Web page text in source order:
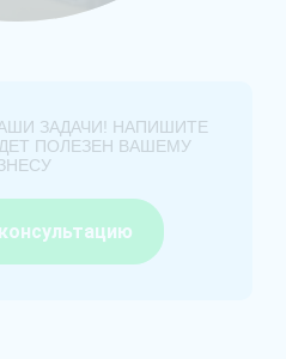
ЗАДАЧИ! НАПИШИТЕ
ПОЛЕЗЕН ВАШЕМУ